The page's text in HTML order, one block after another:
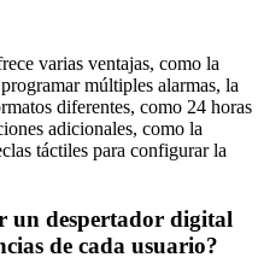
varias ventajas, como la
múltiples alarmas, la
diferentes, como 24 horas
adicionales, como la
táctiles para configurar la
un despertador digital
de cada usuario?